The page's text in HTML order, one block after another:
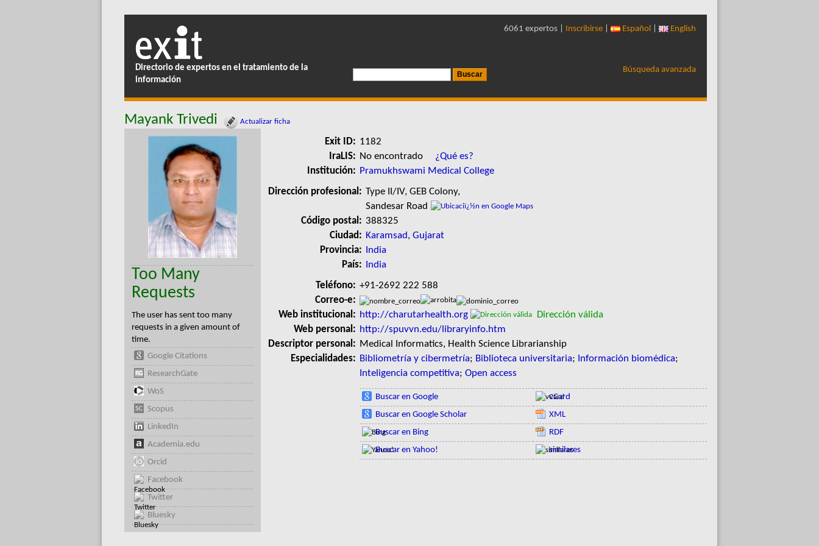
Directorio de expertos en el tratamiento de la
información
6061 expertos | Inscribirse Español English
Búsqueda avanzada
Mayank Trivedi Actualizar ficha
Too Many
Requests
The user has sent too many
requests in a given amount of
time.
Google Citations
ResearchGate
WoS
Scopus
LinkedIn
Academia.edu
Orcid
Facebook
Twitter
Bluesky
Exit ID: 1182
IraLIS: No encontrado ¿Qué es?
Institución: Pramukhswami Medical College
Dirección profesional: Type II/IV, GEB Colony,
Sandesar Road
Código postal: 388325
Ciudad: Karamsad, Gujarat
Provincia:
India
País:
India
Teléfono: +91-2692 222 588
Correo-e:
Web institucional: http://charutarhealth.org
Dirección válida
Web personal: http://spuvvn.edu/libraryinfo.htm
Descriptor personal: Medical Informatics, Health Science Librarianship
Especialidades: Bibliometría y cibermetría; Biblioteca universitaria; Información biomédica;
Inteligencia competitiva; Open access
Buscar en Google
Buscar en Google Scholar
Buscar en Bing
Buscar en Yahoo!
vCard
XML
RDF
similares